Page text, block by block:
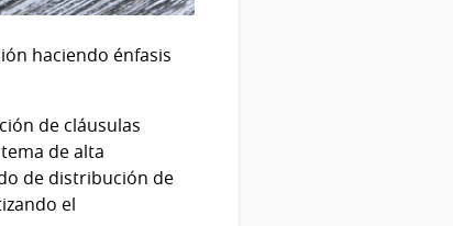
haciendo énfasis
de cláusulas
de alta
de distribución de
el